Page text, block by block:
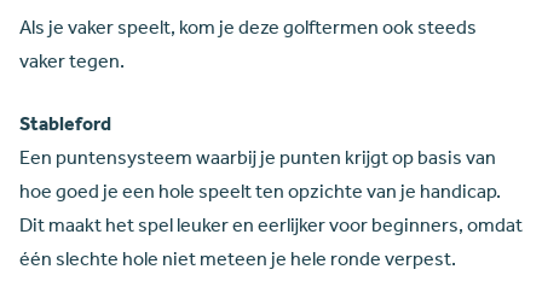
Als je vaker speelt, kom je deze golftermen ook steeds
vaker tegen.
Stableford
Een puntensysteem waarbij je punten krijgt op basis van
hoe goed je een hole speelt ten opzichte van je handicap.
Dit maakt het spel leuker en eerlijker voor beginners, omdat
één slechte hole niet meteen je hele ronde verpest.